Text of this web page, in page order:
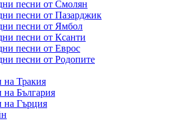
песни от Смолян
песни от Пазарджик
песни от Ямбол
песни от Ксанти
песни от Еврос
песни от Родопите
на Тракия
на България
на Гърция